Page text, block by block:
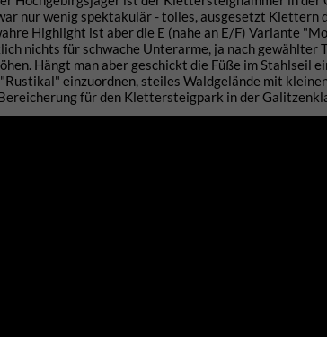
nur wenig spektakulär - tolles, ausgesetzt Klettern
Highlight ist aber die E (nahe an E/F) Variante
nichts für schwache Unterarme, ja nach gewählter
Hängt man aber geschickt die Füße im Stahlseil
einzuordnen, steiles Waldgelände mit
für den Klettersteigpark in der